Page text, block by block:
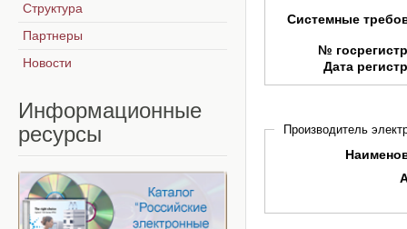
Системные
№
Дата
Производитель
Структура
Партнеры
Новости
Информационные
ресурсы